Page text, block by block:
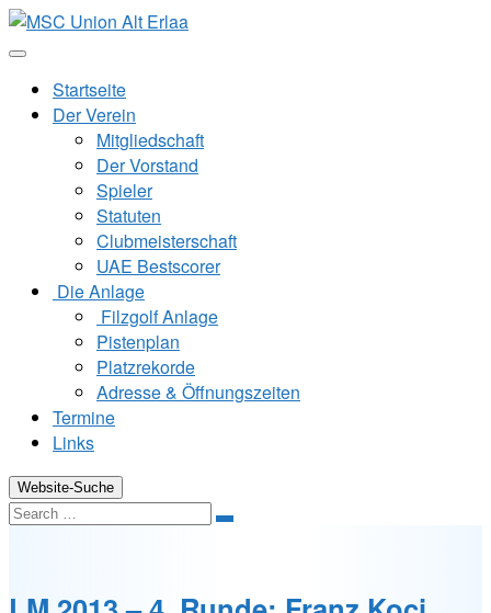
Zum
Inhalt
Startseite
Der Verein
Mitgliedschaft
Der Vorstand
Spieler
Statuten
Clubmeisterschaft
UAE Bestscorer
Die Anlage
Filzgolf Anlage
Pistenplan
Platzrekorde
Adresse & Öffnungszeiten
Termine
Links
Website-Suche
Search